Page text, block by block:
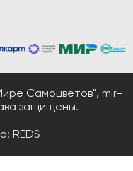
Самоцветов", mir-
защищены.
REDS